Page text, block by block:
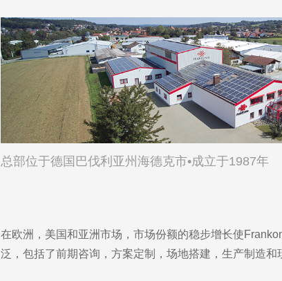
在欧洲，美国和亚洲市场，市场份额的稳步增长使
泛，包括了前期咨询，方案定制，场地搭建，生产制造和
总部位于德国巴伐利亚州海德克市•成立于1987年